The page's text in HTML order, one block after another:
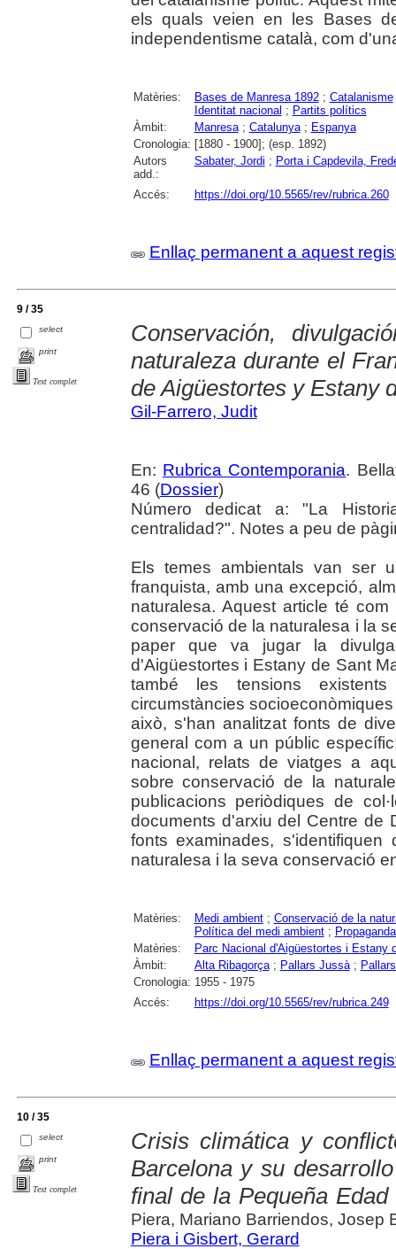
els quals veien en les Bases
independentisme català, com
Matèries: Bases de Manresa 1892; Catalanisme
Identitat nacional ; Partits polítics
Àmbit:
Manresa; Catalunya; Espanya
Cronologia: [1880 - 1900]; (esp. 1892)
Autors
add.:
Sabater, Jordi ; Porta i Capdevila,
Accés: https://doi.org/10.5565/rev/rubrica.260
Enllaç permanent a aquest
9 / 35
select
print
Text complet
Conservación,
naturaleza durante el
de Aigüestortes y Estany
Gil-Farrero, Judit
En: Rubrica Contemporania.
46 (Dossier)
Número dedicat a: "La
centralidad?". Notes a peu de
Els temes ambientals van ser
franquista, amb una excepció,
naturalesa. Aquest article té
conservació de la naturalesa i la
paper que va jugar la
d'Aigüestortes i Estany de Sant
també les tensions
circumstàncies
això, s'han analitzat fonts de
general com a un públic
nacional, relats de viatges a
sobre conservació de la
publicacions periòdiques de
documents d'arxiu del Centre de
fonts examinades,
naturalesa i la seva conservació
Matèries: Medi ambient; Conservació de la
Política del medi ambient;
Matèries:
Parc Nacional d'Aigüestortes i Estany
Àmbit:
Alta Ribagorça; Pallars Jussà;
Cronologia: 1955 - 1975
Accés:
https://doi.org/10.5565/rev/rubrica.249
Enllaç permanent a aquest
10 / 35
select
print
Text complet
Crisis climática y
Barcelona y su
final de la Pequeña
Piera, Mariano Barriendos, Josep
Piera i Gisbert, Gerard